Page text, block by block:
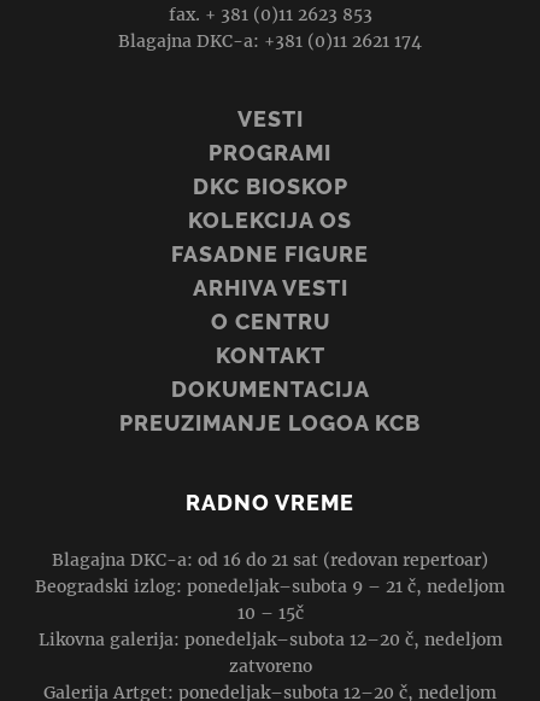
fax. + 381 (0)11 2623 853
Blagajna DKC-a: +381 (0)11 2621 174
VESTI
PROGRAMI
DKC BIOSKOP
KOLEKCIJA OS
FASADNE FIGURE
ARHIVA VESTI
O CENTRU
KONTAKT
DOKUMENTACIJA
PREUZIMANJE LOGOA KCB
RADNO VREME
Blagajna DKC-a: od 16 do 21 sat (redovan repertoar)
Beogradski izlog: ponedeljak–subota 9 – 21 č, nedeljom
10 – 15č
Likovna galerija: ponedeljak–subota 12–20 č, nedeljom
zatvoreno
Galerija Artget: ponedeljak–subota 12–20 č, nedeljom